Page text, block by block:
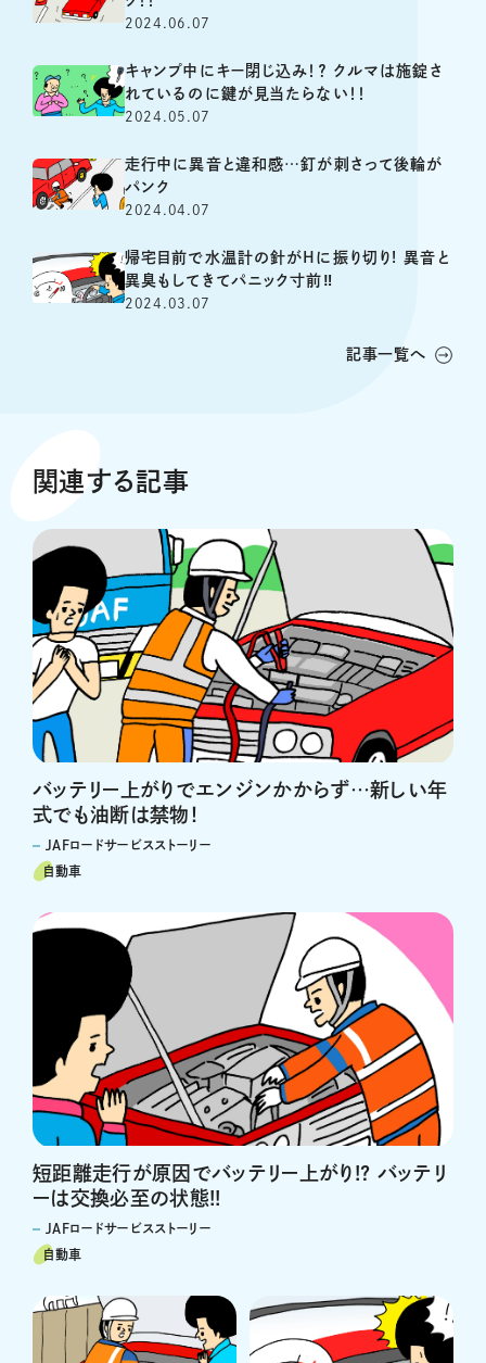
2024.06.07
キャンプ中にキー閉じ込み！？ クルマは施錠さ
れているのに鍵が見当たらない！！
2024.05.07
走行中に異音と違和感…釘が刺さって後輪が
パンク
2024.04.07
帰宅目前で水温計の針がHに振り切り! 異音と
異臭もしてきてパニック寸前‼
2024.03.07
記事一覧へ
関連する記事
バッテリー上がりでエンジンかからず…新しい年
式でも油断は禁物！
JAFロードサービスストーリー
自動車
短距離走行が原因でバッテリー上がり!? バッテリ
ーは交換必至の状態!!
JAFロードサービスストーリー
自動車